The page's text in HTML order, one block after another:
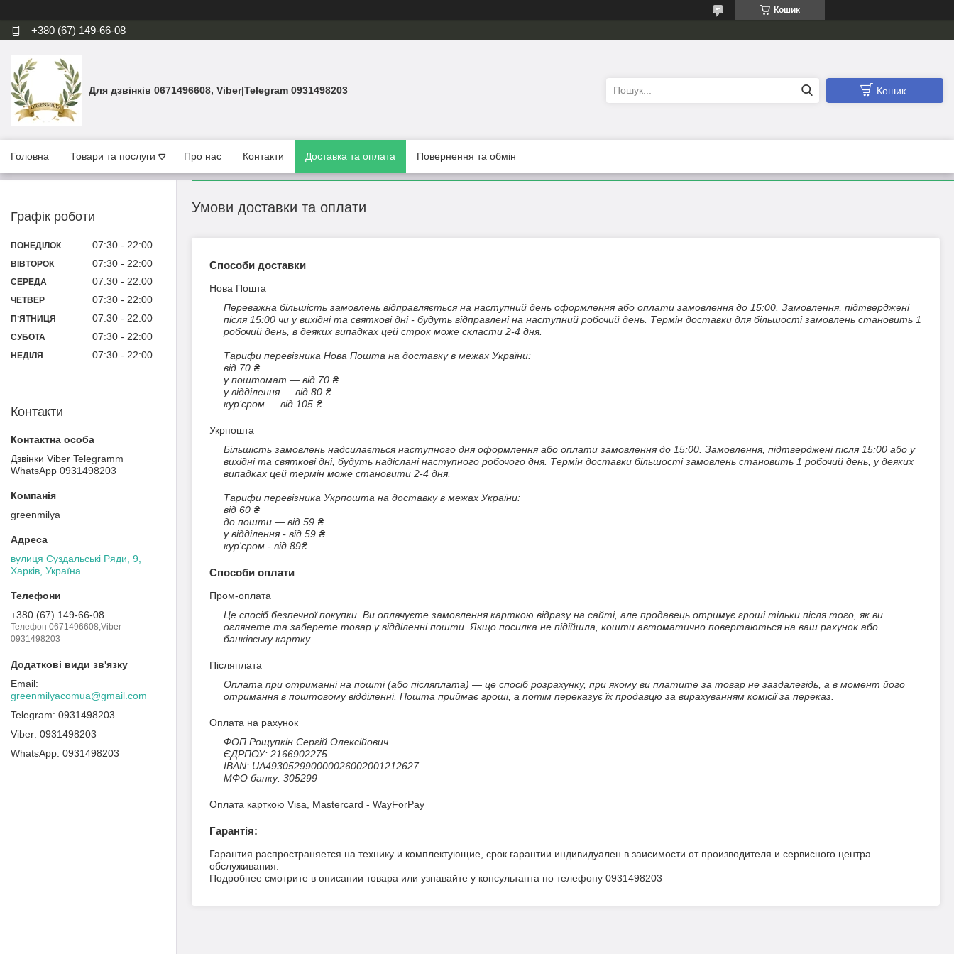
Кошик
+380 (67) 149-66-08
Для дзвінків 0671496608, Viber|Telegram 0931498203 Кошик
Головна Товари та послуги Про нас Контакти Доставка та оплата Повернення та обмін
Умови доставки та оплати
Способи доставки
Нова Пошта
Переважна більшість замовлень відправляється на наступний день оформлення або оплати замовлення до 15:00. Замовлення, підтверджені
після 15:00 чи у вихідні та святкові дні - будуть відправлені на наступний робочий день. Термін доставки для більшості замовлень становить 1
робочий день, в деяких випадках цей строк може скласти 2-4 дня.
Тарифи перевізника Нова Пошта на доставку в межах України:
від 70 ₴
у поштомат — від 70 ₴
у відділення — від 80 ₴
курʼєром — від 105 ₴
Укрпошта
Більшість замовлень надсилається наступного дня оформлення або оплати замовлення до 15:00. Замовлення, підтверджені після 15:00 або у
вихідні та святкові дні, будуть надіслані наступного робочого дня. Термін доставки більшості замовлень становить 1 робочий день, у деяких
випадках цей термін може становити 2-4 дня.
Тарифи перевізника Укрпошта на доставку в межах України:
від 60 ₴
до пошти — від 59 ₴
у відділення - від 59 ₴
кур'єром - від 89₴
Способи оплати
Пром-оплата
Це спосіб безпечної покупки. Ви оплачуєте замовлення карткою відразу на сайті, але продавець отримує гроші тільки після того, як ви
оглянете та заберете товар у відділенні пошти. Якщо посилка не підійшла, кошти автоматично повертаються на ваш рахунок або
банківську картку.
Післяплата
Оплата при отриманні на пошті (або післяплата) — це спосіб розрахунку, при якому ви платите за товар не заздалегідь, а в момент його
отримання в поштовому відділенні. Пошта приймає гроші, а потім переказує їх продавцю за вирахуванням комісії за переказ.
Оплата на рахунок
ФОП Рощупкін Сергій Олексійович
ЄДРПОУ: 2166902275
IBAN: UA493052990000026002001212627
МФО банку: 305299
Оплата карткою Visa, Mastercard - WayForPay
Гарантія:
Гарантия распространяется на технику и комплектующие, срок гарантии индивидуален в заисимости от производителя и сервисного центра
обслуживания.
Подробнее смотрите в описании товара или узнавайте у консультанта по телефону 0931498203
Графік роботи
ПОНЕДІЛОК 07:30 22:00
ВІВТОРОК 07:30 22:00
СЕРЕДА 07:30 22:00
ЧЕТВЕР 07:30 22:00
ПʼЯТНИЦЯ 07:30 22:00
СУБОТА 07:30 22:00
НЕДІЛЯ 07:30 22:00
Контакти
Дзвінки Viber Telegramm
WhatsApp 0931498203
greenmilya
вулиця Суздальські Ряди, 9,
Харків, Україна
+380 (67) 149-66-08
Телефон 0671496608,Viber
0931498203
greenmilyacomua@gmail.com
0931498203
0931498203
0931498203